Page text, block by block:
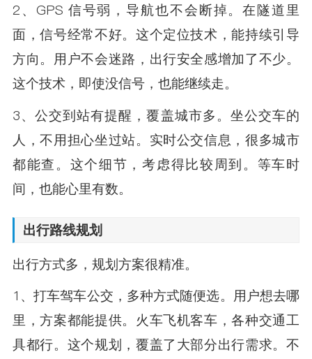
2、GPS 信号弱，导航也不会断掉。在隧道里
面，信号经常不好。这个定位技术，能持续引导
方向。用户不会迷路，出行安全感增加了不少。
这个技术，即使没信号，也能继续走。
3、公交到站有提醒，覆盖城市多。坐公交车的
人，不用担心坐过站。实时公交信息，很多城市
都能查。这个细节，考虑得比较周到。等车时
间，也能心里有数。
出行路线规划
出行方式多，规划方案很精准。
1、打车驾车公交，多种方式随便选。用户想去哪
里，方案都能提供。火车飞机客车，各种交通工
具都行。这个规划，覆盖了大部分出行需求。不